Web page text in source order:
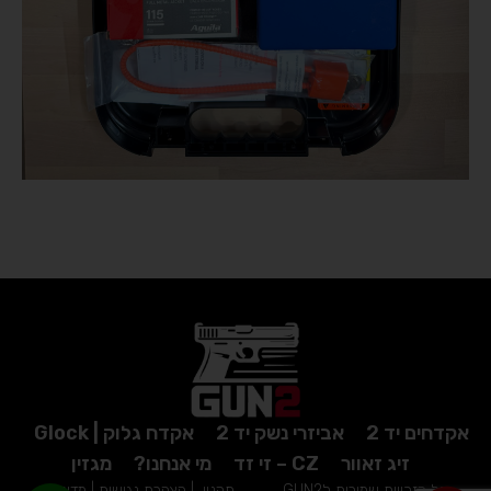
אקדחים יד 2 אביזרי נשק יד 2
אקדח גלוק | Glock
זיג זאוור
CZ – זי זד מי אנחנו? מגזין